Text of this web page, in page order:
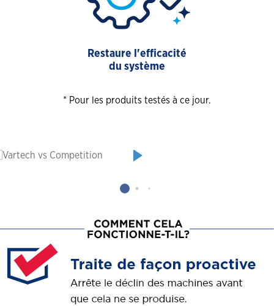
Restaure l'efficacité
du système
* Pour les produits testés à ce jour.